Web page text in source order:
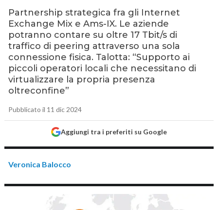
Partnership strategica fra gli Internet
Exchange Mix e Ams-IX. Le aziende
potranno contare su oltre 17 Tbit/s di
traffico di peering attraverso una sola
connessione fisica. Talotta: “Supporto ai
piccoli operatori locali che necessitano di
virtualizzare la propria presenza
oltreconfine”
Pubblicato il 11 dic 2024
Aggiungi tra i preferiti su Google
Veronica Balocco